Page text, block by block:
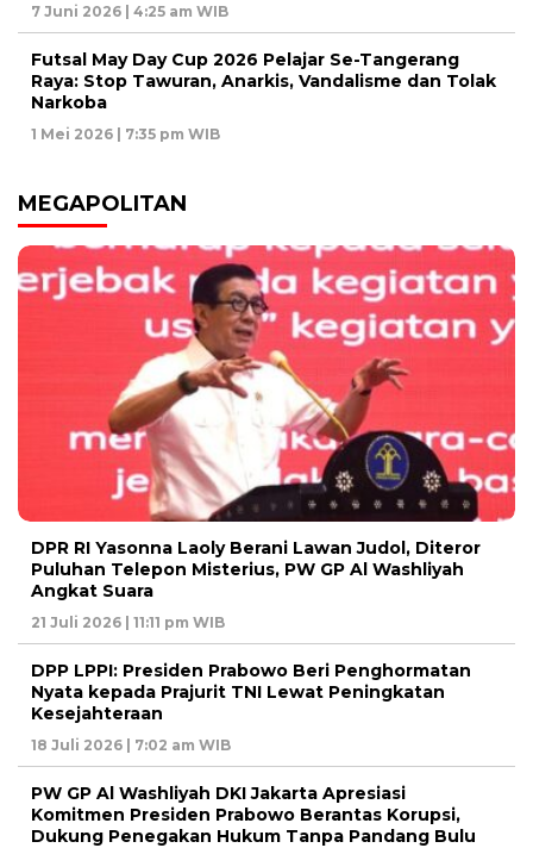
7 Juni 2026 | 4:25 am WIB
Futsal May Day Cup 2026 Pelajar Se-Tangerang
Raya: Stop Tawuran, Anarkis, Vandalisme dan Tolak
Narkoba
1 Mei 2026 | 7:35 pm WIB
MEGAPOLITAN
DPR RI Yasonna Laoly Berani Lawan Judol, Diteror
Puluhan Telepon Misterius, PW GP Al Washliyah
Angkat Suara
21 Juli 2026 | 11:11 pm WIB
DPP LPPI: Presiden Prabowo Beri Penghormatan
Nyata kepada Prajurit TNI Lewat Peningkatan
Kesejahteraan
18 Juli 2026 | 7:02 am WIB
PW GP Al Washliyah DKI Jakarta Apresiasi
Komitmen Presiden Prabowo Berantas Korupsi,
Dukung Penegakan Hukum Tanpa Pandang Bulu